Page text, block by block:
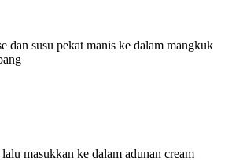
dan susu pekat manis ke dalam mangkuk
masukkan ke dalam adunan cream